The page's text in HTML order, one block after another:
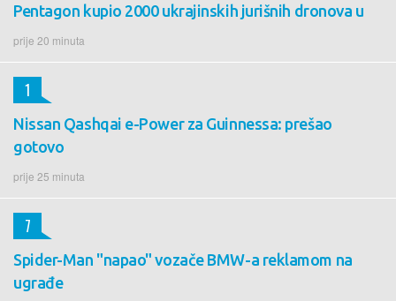
Pentagon kupio 2000 ukrajinskih jurišnih dronova u
prije 20 minuta
Nissan Qashqai e-Power za Guinnessa: prešao
gotovo
prije 25 minuta
1
Spider-Man "napao" vozače BMW-a reklamom na
ugrađe
7